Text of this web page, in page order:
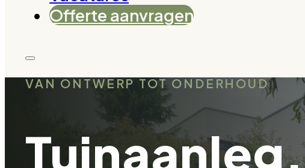
Offerte aanvragen
VAN ONTWERP TOT ONDERHOUD
Tuinaanleg,